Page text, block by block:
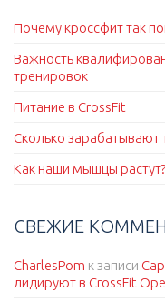
Почему кроссфит так
Важность
тренировок
Питание в CrossFit
Сколько зарабатывают
Как наши мышцы растут?
СВЕЖИЕ
CharlesPom к записи
лидируют в CrossFit